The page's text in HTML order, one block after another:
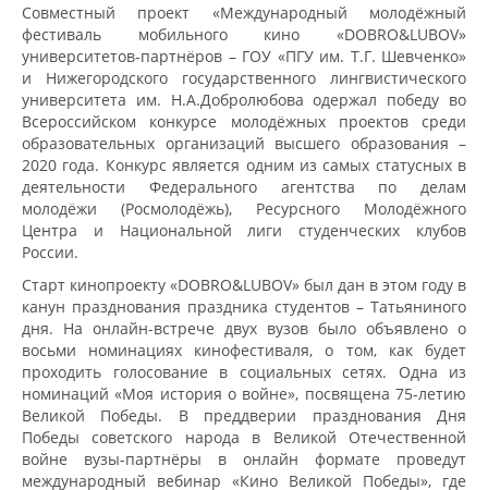
Совместный проект «Международный молодёжный
фестиваль мобильного кино «DOBRO&LUBOV»
университетов-партнёров – ГОУ «ПГУ им. Т.Г. Шевченко»
и Нижегородского государственного лингвистического
университета им. Н.А.Добролюбова одержал победу во
Всероссийском конкурсе молодёжных проектов среди
образовательных организаций высшего образования –
2020 года. Конкурс является одним из самых статусных в
деятельности Федерального агентства по делам
молодёжи (Росмолодёжь), Ресурсного Молодёжного
Центра и Национальной лиги студенческих клубов
России.
Старт кинопроекту «DOBRO&LUBOV» был дан в этом году в
канун празднования праздника студентов – Татьяниного
дня. На онлайн-встрече двух вузов было объявлено о
восьми номинациях кинофестиваля, о том, как будет
проходить голосование в социальных сетях. Одна из
номинаций «Моя история о войне», посвящена 75-летию
Великой Победы. В преддверии празднования Дня
Победы советского народа в Великой Отечественной
войне вузы-партнёры в онлайн формате проведут
международный вебинар «Кино Великой Победы», где